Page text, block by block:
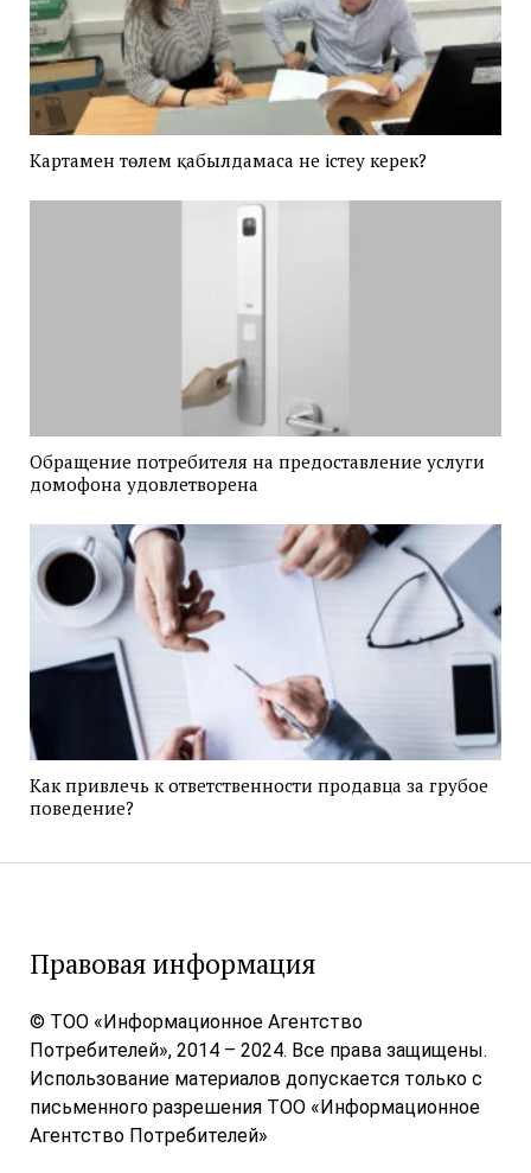
Картамен төлем қабылдамаса не істеу керек?
Обращение потребителя на предоставление услуги
домофона удовлетворена
Как привлечь к ответственности продавца за грубое
поведение?
Правовая информация
© ТОО «Информационное Агентство
Потребителей», 2014 – 2024. Все права защищены.
Использование материалов допускается только с
письменного разрешения ТОО «Информационное
Агентство Потребителей»